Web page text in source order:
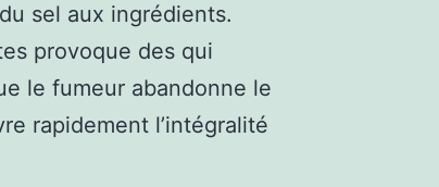
sel aux ingrédients.
provoque des qui
le fumeur abandonne le
rapidement l’intégralité